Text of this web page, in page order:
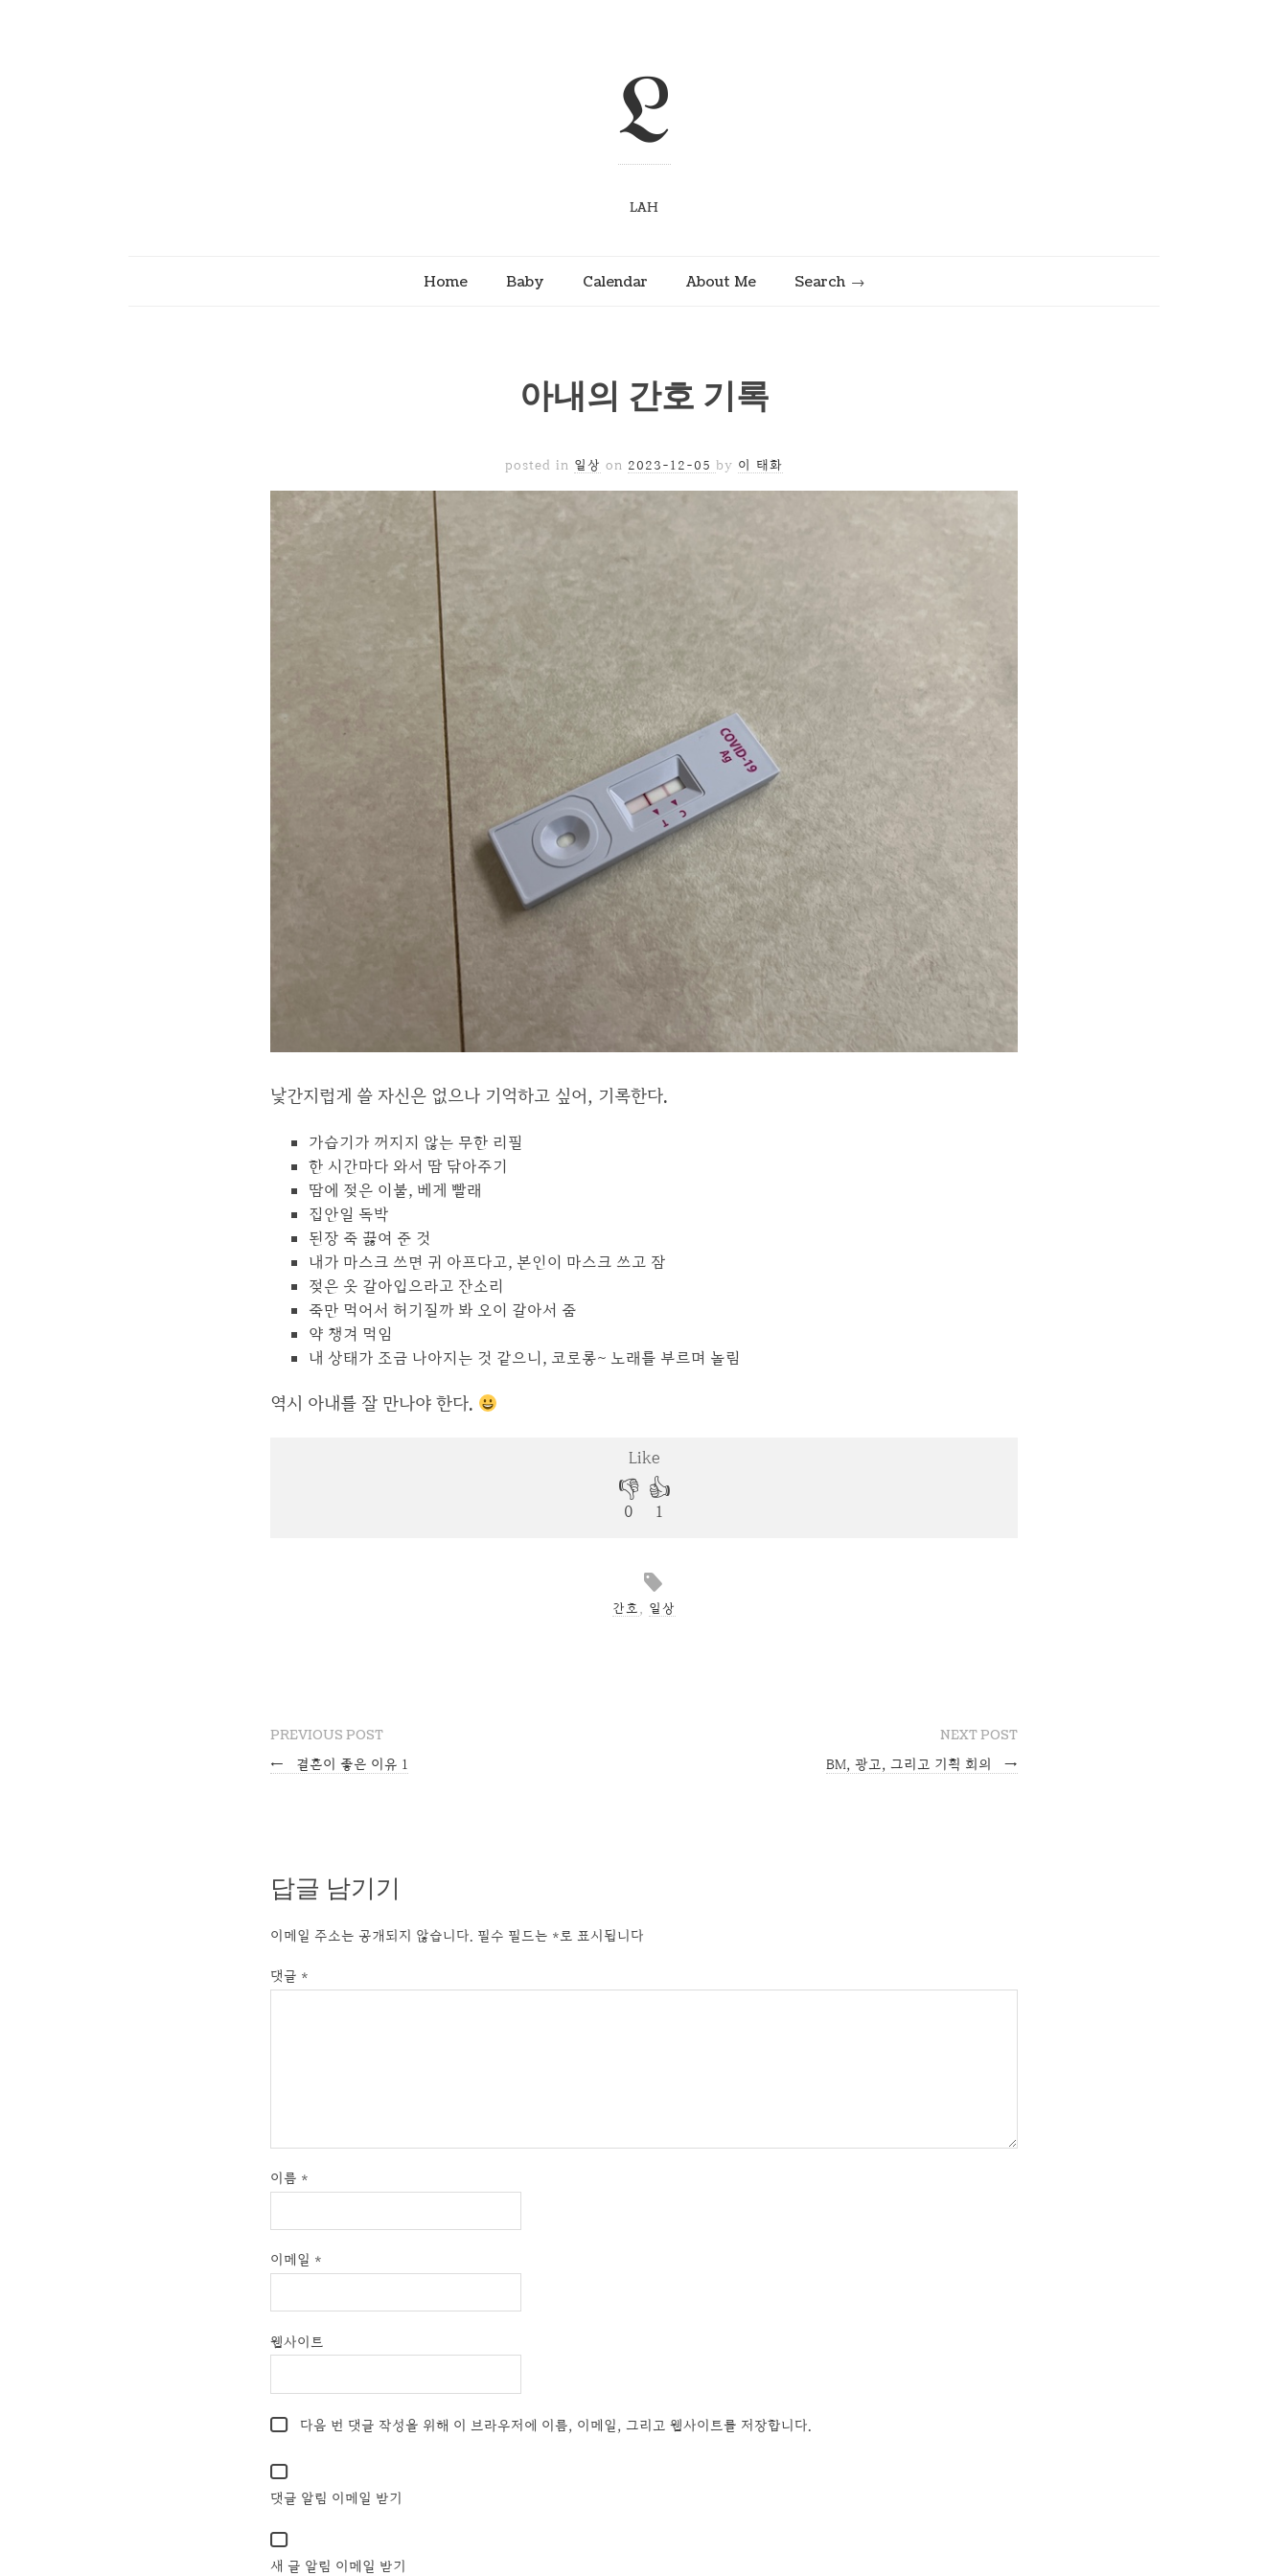
L
LAH
Home Baby Calendar About Me Search
아내의 간호 기록
posted in 일상 on 2023-12-05 by 이 태화
낯간지럽게 쓸 자신은 없으나 기억하고 싶어, 기록한다.
가습기가 꺼지지 않는 무한 리필
한 시간마다 와서 땀 닦아주기
땀에 젖은 이불, 베게 빨래
집안일 독박
된장 죽 끓여 준 것
내가 마스크 쓰면 귀 아프다고, 본인이 마스크 쓰고 잠
젖은 옷 갈아입으라고 잔소리
죽만 먹어서 허기질까 봐 오이 갈아서 줌
약 챙겨 먹임
내 상태가 조금 나아지는 것 같으니, 코로롱~ 노래를 부르며 놀림
역시 아내를 잘 만나야 한다.
간호, 일상
PREVIOUS POST
← 결혼이 좋은 이유 1
NEXT POST
BM, 광고, 그리고 기획 회의 →
답글 남기기
이메일 주소는 공개되지 않습니다. 필수 필드는 *로 표시됩니다
댓글 *
이름 *
이메일 *
웹사이트
다음 번 댓글 작성을 위해 이 브라우저에 이름, 이메일, 그리고 웹사이트를 저장합니다.
댓글 알림 이메일 받기
새 글 알림 이메일 받기